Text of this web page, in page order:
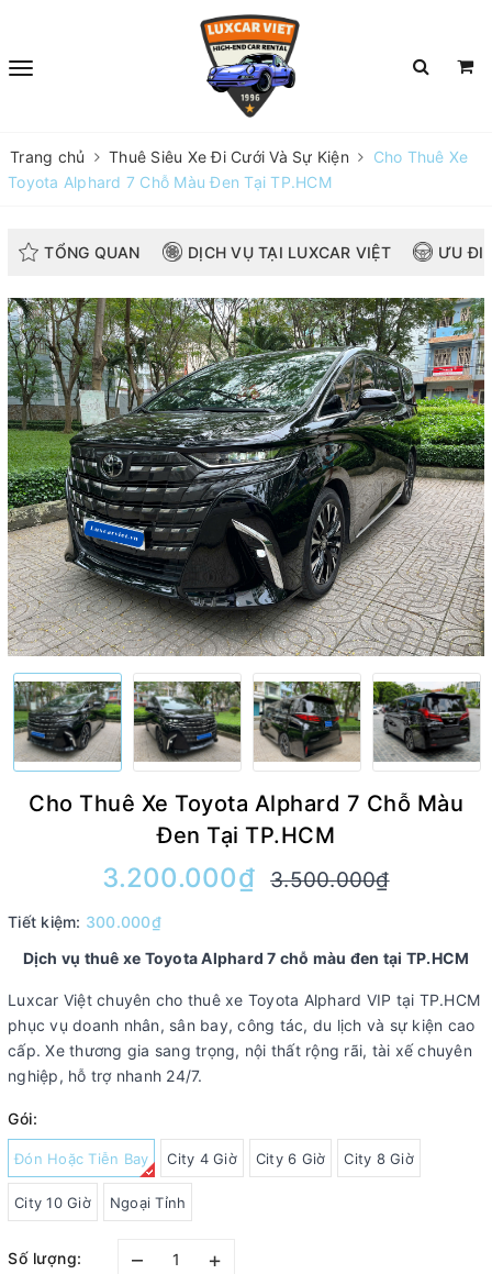
Trang chủ Thuê Siêu Xe Đi Cưới Và Sự Kiện
Cho Thuê Xe
Toyota Alphard 7 Chỗ Màu Đen Tại TP.HCM
TỔNG QUAN DỊCH VỤ TẠI LUXCAR VIỆT ƯU
Cho Thuê Xe Toyota Alphard 7 Chỗ Màu
Đen Tại TP.HCM
3.200.000₫ 3.500.000₫
Tiết kiệm: 300.000₫
Dịch vụ thuê xe Toyota Alphard 7 chỗ màu đen tại TP.HCM
Luxcar Việt chuyên cho thuê xe Toyota Alphard VIP tại TP.HCM
phục vụ doanh nhân, sân bay, công tác, du lịch và sự kiện cao
cấp. Xe thương gia sang trọng, nội thất rộng rãi, tài xế chuyên
nghiệp, hỗ trợ nhanh 24/7.
Gói:
Đón Hoặc Tiễn Bay City 4 Giờ City 6 Giờ City 8 Giờ
City 10 Giờ Ngoại Tỉnh
Số lượng: – +